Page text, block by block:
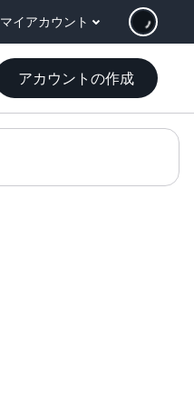
マイアカウント
アカウントの作成